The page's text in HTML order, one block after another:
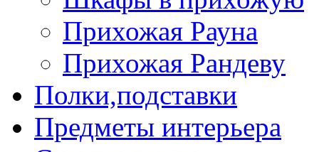
Прихожая Рауна
Прихожая Рандеву
Полки,подставки
Предметы интерьера